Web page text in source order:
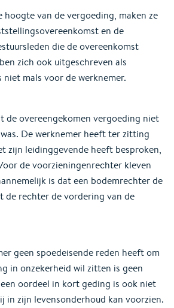
van de vergoeding, maken ze
en de
die de overeenkomst
zich ook uitgeschreven als
mals voor de werknemer.
de overeengekomen vergoeding niet
De werknemer heeft ter zitting
zijn leidinggevende heeft besproken,
de voorzieningenrechter kleven
is dat een bodemrechter de
de rechter de vordering van de
geen spoedeisende reden heeft om
in onzekerheid wil zitten is geen
oordeel in kort geding is ook niet
in zijn levensonderhoud kan voorzien.